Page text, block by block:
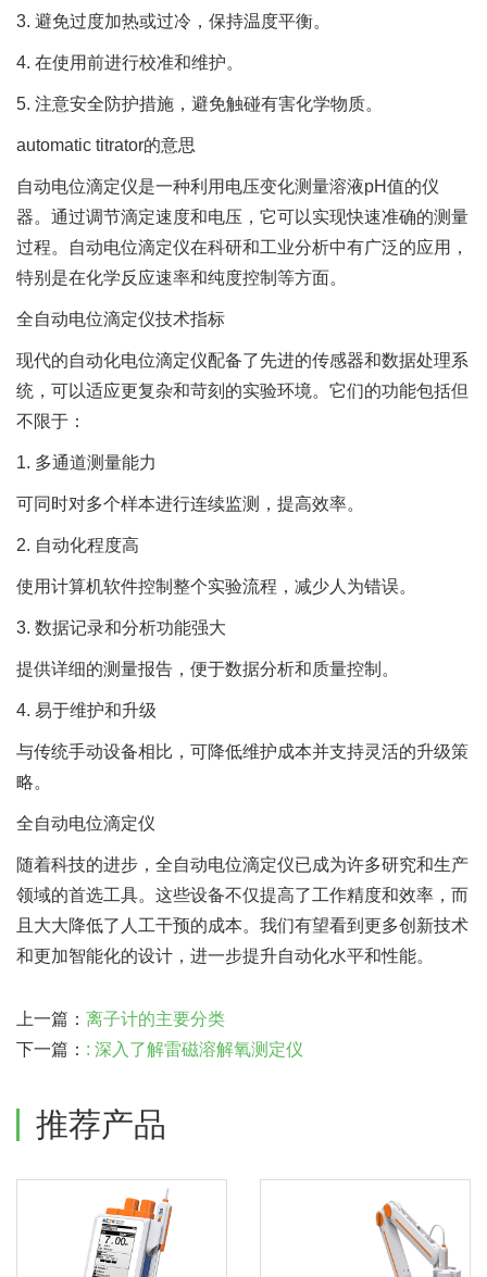
3. 避免过度加热或过冷，保持温度平衡。
4. 在使用前进行校准和维护。
5. 注意安全防护措施，避免触碰有害化学物质。
automatic titrator的意思
自动电位滴定仪是一种利用电压变化测量溶液pH值的仪
器。通过调节滴定速度和电压，它可以实现快速准确的测量
过程。自动电位滴定仪在科研和工业分析中有广泛的应用，
特别是在化学反应速率和纯度控制等方面。
全自动电位滴定仪技术指标
现代的自动化电位滴定仪配备了先进的传感器和数据处理系
统，可以适应更复杂和苛刻的实验环境。它们的功能包括但
不限于：
1. 多通道测量能力
可同时对多个样本进行连续监测，提高效率。
2. 自动化程度高
使用计算机软件控制整个实验流程，减少人为错误。
3. 数据记录和分析功能强大
提供详细的测量报告，便于数据分析和质量控制。
4. 易于维护和升级
与传统手动设备相比，可降低维护成本并支持灵活的升级策
略。
全自动电位滴定仪
随着科技的进步，全自动电位滴定仪已成为许多研究和生产
领域的首选工具。这些设备不仅提高了工作精度和效率，而
且大大降低了人工干预的成本。我们有望看到更多创新技术
和更加智能化的设计，进一步提升自动化水平和性能。
上一篇： 离子计的主要分类
下一篇： : 深入了解雷磁溶解氧测定仪
推荐产品